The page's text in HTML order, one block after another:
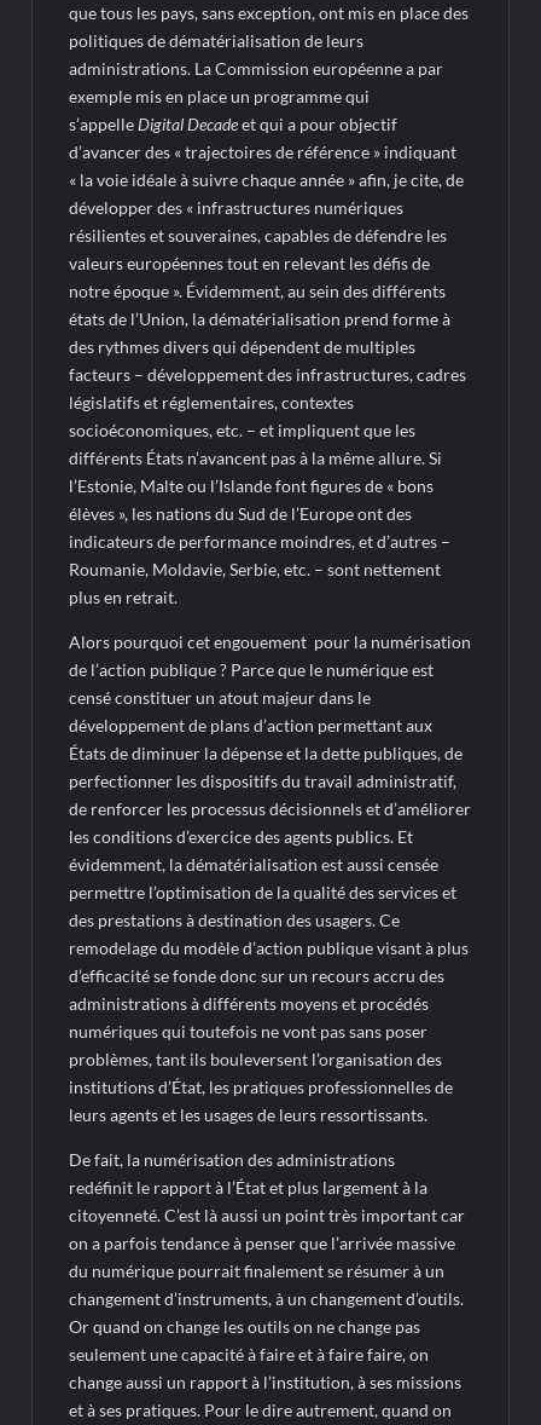
que tous les pays, sans exception, ont mis en place des
politiques de dématérialisation de leurs
administrations. La Commission européenne a par
exemple mis en place un programme qui
s’appelleDigital Decadeet qui a pour objectif
d’avancer des « trajectoires de référence » indiquant
« la voie idéale à suivre chaque année » afin, je cite, de
développer des « infrastructures numériques
résilientes et souveraines, capables de défendre les
valeurs européennes tout en relevant les défis de
notre époque ». Évidemment, au sein des différents
états de l’Union, la dématérialisation prend forme à
des rythmes divers qui dépendent de multiples
facteurs – développement des infrastructures, cadres
législatifs et réglementaires, contextes
socioéconomiques, etc. – et impliquent que les
différents États n’avancent pas à la même allure. Si
l’Estonie, Malte ou l’Islande font figures de « bons
élèves », les nations du Sud de l’Europe ont des
indicateurs de performance moindres, et d’autres –
Roumanie, Moldavie, Serbie, etc. – sont nettement
plus en retrait.
Alors pourquoi cet engouement pour la numérisation
de l’action publique ? Parce que le numérique est
censé constituer un atout majeur dans le
développement de plans d’action permettant aux
États de diminuer la dépense et la dette publiques, de
perfectionner les dispositifs du travail administratif,
de renforcer les processus décisionnels et d’améliorer
les conditions d’exercice des agents publics. Et
évidemment, la dématérialisation est aussi censée
permettre l’optimisation de la qualité des services et
des prestations à destination des usagers. Ce
remodelage du modèle d’action publique visant à plus
d’efficacité se fonde donc sur un recours accru des
administrations à différents moyens et procédés
numériques qui toutefois ne vont pas sans poser
problèmes, tant ils bouleversent l’organisation des
institutions d’État, les pratiques professionnelles de
leurs agents et les usages de leurs ressortissants.
De fait, la numérisation des administrations
redéfinit le rapport à l’État et plus largement à la
citoyenneté. C’est là aussi un point très important car
on a parfois tendance à penser que l’arrivée massive
du numérique pourrait finalement se résumer à un
changement d’instruments, à un changement d’outils.
Or quand on change les outils on ne change pas
seulement une capacité à faire et à faire faire, on
change aussi un rapport à l’institution, à ses missions
et à ses pratiques. Pour le dire autrement, quand on